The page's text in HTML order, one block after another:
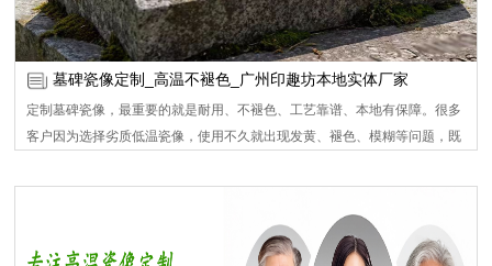
墓碑瓷像定制_高温不褪色_广州印趣坊本地实体厂家
定制墓碑瓷像，最重要的就是耐用、不褪色、工艺靠谱、本地有保障。很多
客户因为选择劣质低温瓷像，使用不久就出现发黄、褪色、模糊等问题，既
适合户外墓碑使用的高温烧制瓷像，采用千度高温釉中彩工艺，色彩深入瓷
质内部，不怕日晒、雨淋、风吹、霜冻，户外几十年不变色、不脱落、不模